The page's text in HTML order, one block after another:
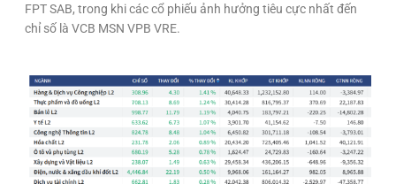
FPT SAB, trong khi các cổ phiếu ảnh hưởng tiêu cực nhất đến
chỉ số là VCB MSN VPB VRE.